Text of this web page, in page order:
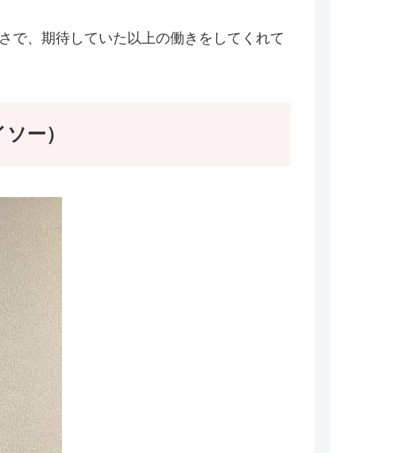
で、期待していた以上の働きをしてくれて
ー）